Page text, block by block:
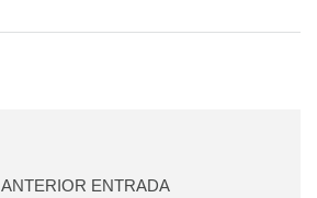
ANTERIOR ENTRADA